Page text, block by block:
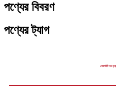
পণ্যের বিবরণ
পণ্যের ট্যাগ
বেকলাইট নব